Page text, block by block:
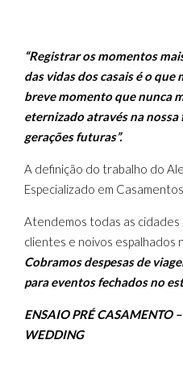
“Registrar os momentos
das vidas dos casais é o que
breve momento que nunca
eternizado através na
gerações futuras”.
A definição do trabalho do
Especializado em
Atendemos todas as cidades
clientes e noivos espalhados
Cobramos despesas de
para eventos fechados no
ENSAIO PRÉ CASAMENTO
WEDDING